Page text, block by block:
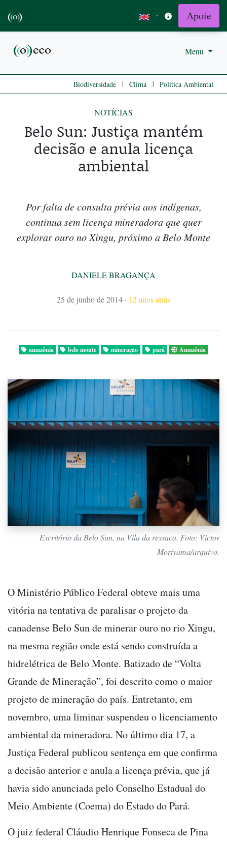
· Apoie
Menu
Biodiversidade | Clima | Politica Ambiental
NOTÍCIAS
Belo Sun: Justiça mantém
decisão e anula licença
ambiental
Por falta de consulta prévia aos indígenas,
continua sem licença mineradora que quer
explorar ouro no Xingu, próximo a Belo Monte
DANIELE BRAGANÇA
25 de junho de 2014 · 12 anos atrás
amazônia belo monte mineração pará Amazônia
Escritório da Belo Sun, na Vila da ressaca. Foto: Victor
Moriyama/arquivo.
O Ministério Público Federal obteve mais uma
vitória na tentativa de paralisar o projeto da
canadense Belo Sun de minerar ouro no rio Xingu,
na mesma região onde está sendo construída a
hidrelétrica de Belo Monte. Batizado de “Volta
Grande de Mineração”, foi descrito como o maior
projeto de mineração do país. Entretanto, em
novembro, uma liminar suspendeu o licenciamento
ambiental da mineradora. No último dia 17, a
Justiça Federal publicou sentença em que confirma
a decisão anterior e anula a licença prévia, que já
havia sido anunciada pelo Conselho Estadual do
Meio Ambiente (Coema) do Estado do Pará.
O juiz federal Cláudio Henrique Fonseca de Pina